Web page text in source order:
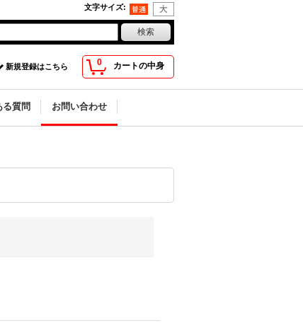
文字サイズ:
0 カートの中身
新規登録はこちら
る質問 お問い合わせ